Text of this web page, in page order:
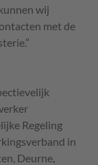
wij
met de
Regeling
in
Deurne,